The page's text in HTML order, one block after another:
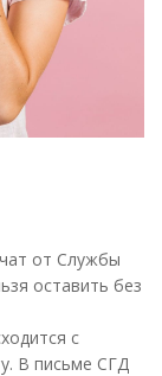
от Службы
оставить без
с
В письме СГД